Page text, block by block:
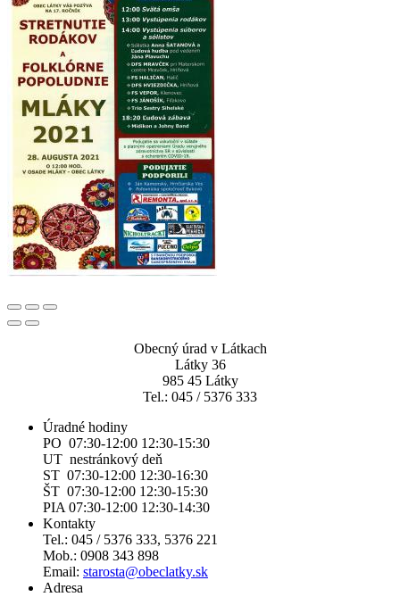
Obecný úrad v Látkach
Látky 36
985 45 Látky
Tel.: 045 / 5376 333
Úradné hodiny
PO 07:30-12:00 12:30-15:30
UT nestránkový deň
ST 07:30-12:00 12:30-16:30
ŠT 07:30-12:00 12:30-15:30
PIA 07:30-12:00 12:30-14:30
Kontakty
Tel.: 045 / 5376 333, 5376 221
Mob.: 0908 343 898
Email: starosta@obeclatky.sk
Adresa